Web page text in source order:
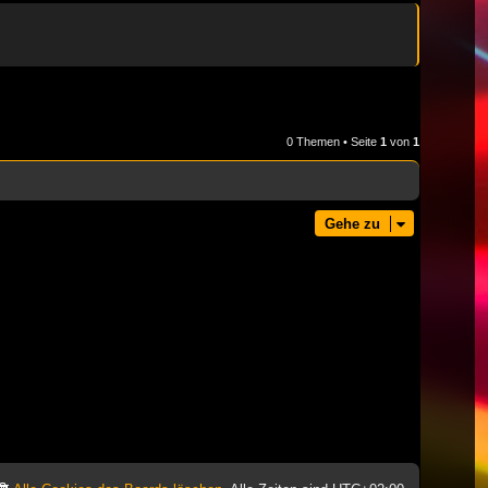
0 Themen • Seite 1 von 1
Gehe zu